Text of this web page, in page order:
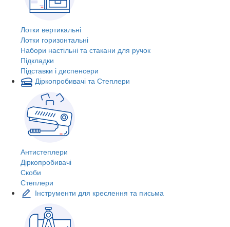
Лотки вертикальні
Лотки горизонтальні
Набори настільні та стакани для ручок
Підкладки
Підставки і диспенсери
Діркопробивачі та Степлери
Антистеплери
Діркопробивачі
Скоби
Степлери
Інструменти для креслення та письма